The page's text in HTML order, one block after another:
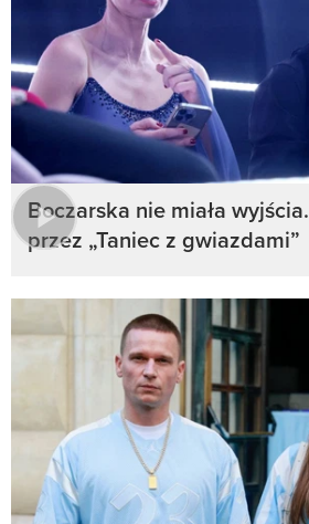
Boczarska nie miała
przez „Taniec z gwiazdami”